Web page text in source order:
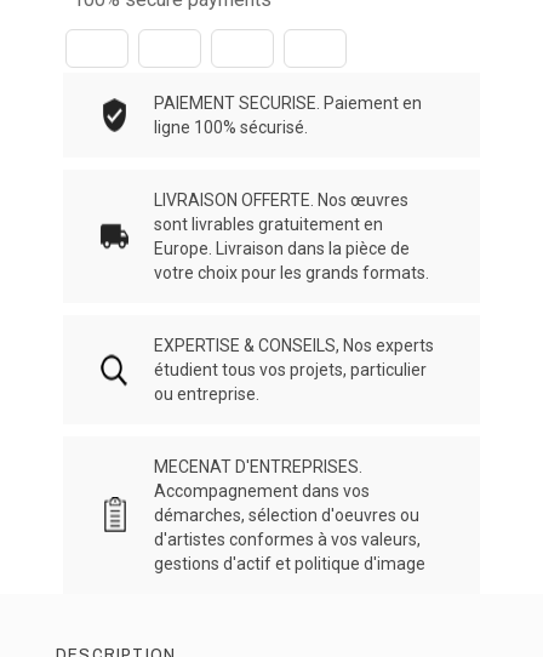
PAIEMENT SECURISE. Paiement en
ligne 100% sécurisé.
LIVRAISON OFFERTE. Nos œuvres
sont livrables gratuitement en
Europe. Livraison dans la pièce de
votre choix pour les grands formats.
EXPERTISE & CONSEILS, Nos experts
étudient tous vos projets, particulier
ou entreprise.
MECENAT D'ENTREPRISES.
Accompagnement dans vos
démarches, sélection d'oeuvres ou
d'artistes conformes à vos valeurs,
gestions d'actif et politique d'image